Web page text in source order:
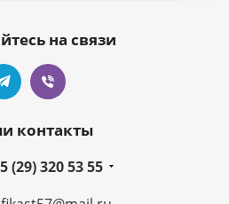
на связи
контакты
(29) 320 53 55